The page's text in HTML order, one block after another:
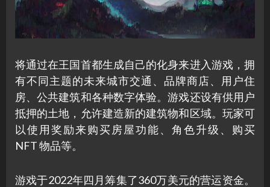
将通过在王国首都生成自己的化身来进入游戏，拥
有不同主题的未来城市交通、品牌商店、用户住
房、公共建筑和各种数字体验。游戏还设有供用户
抵押的土地，允许建造新的建筑物和区域。玩家可
以使用奖励来购买房屋功能、角色升级、购买
NFT 物品等。
游戏于2022年四月筹集了360万美元的营运资金。